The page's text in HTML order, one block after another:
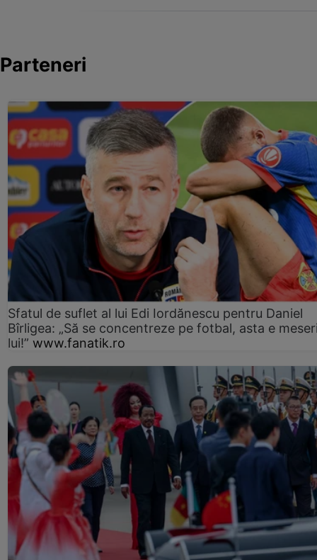
Parteneri
Sfatul de suflet al lui Edi Iordănescu pentru Daniel
Bîrligea: „Să se concentreze pe fotbal, asta e
lui!” www.fanatik.ro